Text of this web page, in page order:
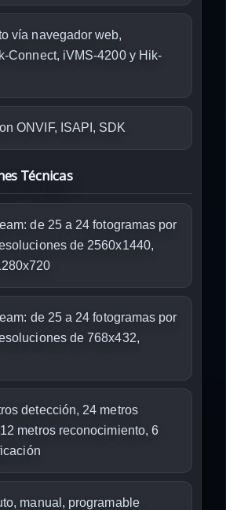
vía navegador web,
Connect, iVMS-4200 y Hik-
ONVIF, ISAPI, SDK
Técnicas
de 25 a 24 fotogramas por
de 2560x1440,
de 25 a 24 fotogramas por
de 768x432,
detección, 24 metros
metros reconocimiento, 6
manual, programable